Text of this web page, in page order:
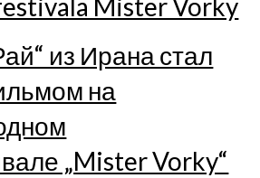
Mister Vorky
из Ирана стал
на
„Mister Vorky“